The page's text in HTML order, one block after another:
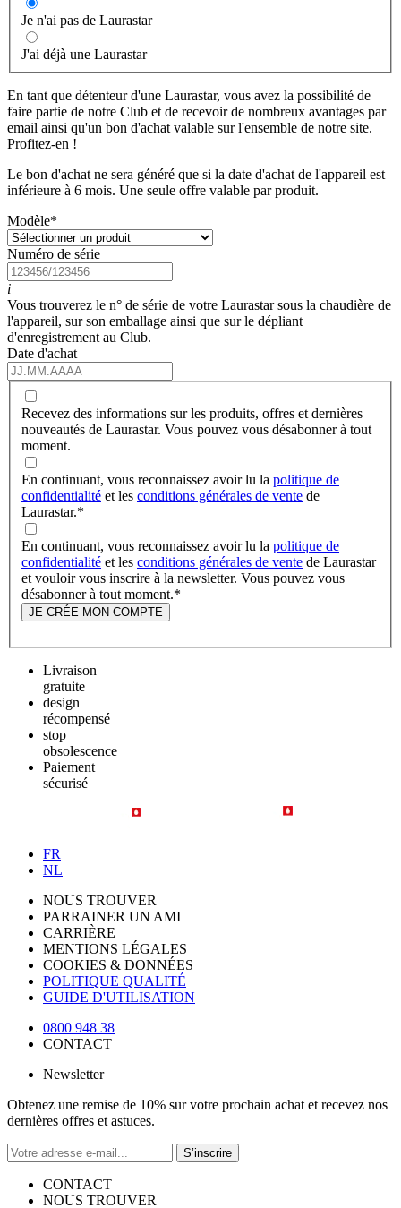
Je n'ai pas de Laurastar
J'ai déjà une Laurastar
En tant que détenteur d'une Laurastar, vous avez la possibilité de
faire partie de notre Club et de recevoir de nombreux avantages par
email ainsi qu'un bon d'achat valable sur l'ensemble de notre site.
Profitez-en !
Le bon d'achat ne sera généré que si la date d'achat de l'appareil est
inférieure à 6 mois. Une seule offre valable par produit.
Modèle*
Numéro de série
i
Vous trouverez le n° de série de votre Laurastar sous la chaudière de
l'appareil, sur son emballage ainsi que sur le dépliant
d'enregistrement au Club.
Date d'achat
Recevez des informations sur les produits, offres et dernières
nouveautés de Laurastar. Vous pouvez vous désabonner à tout
moment.
En continuant, vous reconnaissez avoir lu la politique de
confidentialité et les conditions générales de vente de
Laurastar.*
En continuant, vous reconnaissez avoir lu la politique de
confidentialité et les conditions générales de vente de Laurastar
et vouloir vous inscrire à la newsletter. Vous pouvez vous
désabonner à tout moment.*
JE CRÉE MON COMPTE
Livraison
gratuite
design
récompensé
stop
obsolescence
Paiement
sécurisé
FR
NL
NOUS TROUVER
PARRAINER UN AMI
CARRIÈRE
MENTIONS LÉGALES
COOKIES & DONNÉES
POLITIQUE QUALITÉ
GUIDE D'UTILISATION
0800 948 38
CONTACT
Newsletter
Obtenez une remise de 10% sur votre prochain achat et recevez nos
dernières offres et astuces.
S’inscrire
CONTACT
NOUS TROUVER